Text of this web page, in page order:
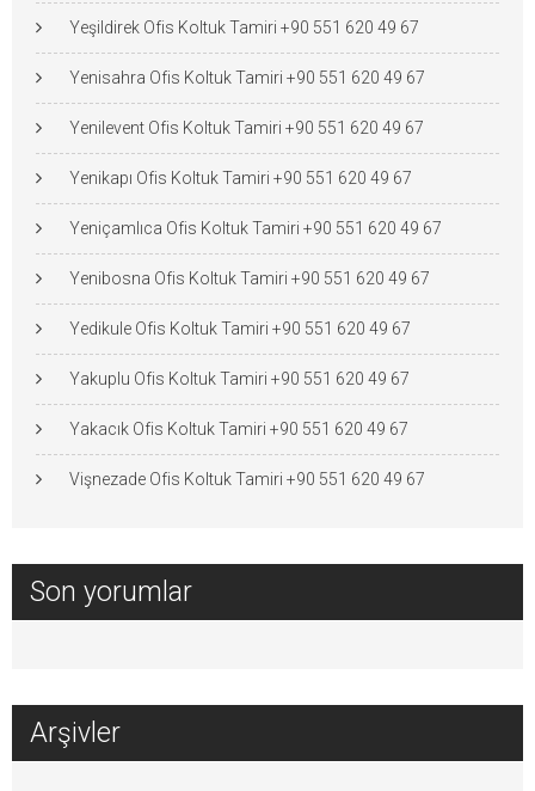
Yeşildirek Ofis Koltuk Tamiri +90 551 620 49 67
Yenisahra Ofis Koltuk Tamiri +90 551 620 49 67
Yenilevent Ofis Koltuk Tamiri +90 551 620 49 67
Yenikapı Ofis Koltuk Tamiri +90 551 620 49 67
Yeniçamlıca Ofis Koltuk Tamiri +90 551 620 49 67
Yenibosna Ofis Koltuk Tamiri +90 551 620 49 67
Yedikule Ofis Koltuk Tamiri +90 551 620 49 67
Yakuplu Ofis Koltuk Tamiri +90 551 620 49 67
Yakacık Ofis Koltuk Tamiri +90 551 620 49 67
Vişnezade Ofis Koltuk Tamiri +90 551 620 49 67
Son yorumlar
Arşivler